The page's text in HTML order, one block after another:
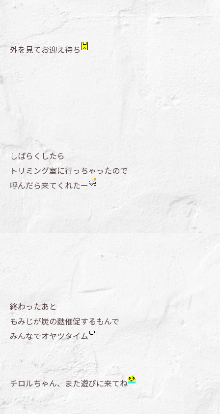
外を見てお迎え待ち
しばらくしたら
トリミング室に行っちゃったので
呼んだら来てくれたー
終わったあと
もみじが炭の麩催促するもんで
みんなでオヤツタイム
チロルちゃん、また遊びに来てね